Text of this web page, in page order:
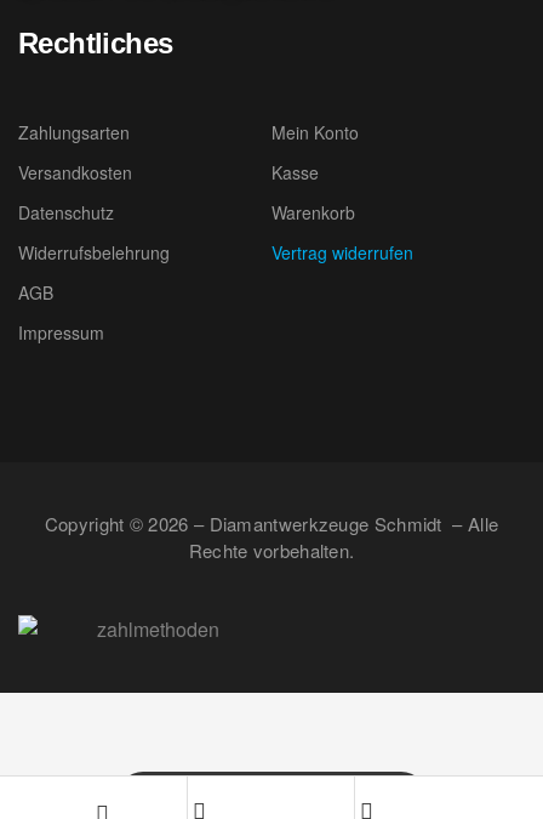
Rechtliches
Zahlungsarten
Versandkosten
Datenschutz
Widerrufsbelehrung
AGB
Impressum
Mein Konto
Kasse
Warenkorb
Vertrag widerrufen
Copyright © 2026 – Diamantwerkzeuge Schmidt – Alle
Rechte vorbehalten.
VERTRAG WIDERRUFEN